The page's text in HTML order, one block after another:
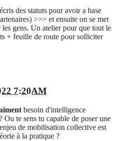
des statuts pour avoir a base
>>> et ensuite on se met
gens. Un atelier pour que tout le
+ feuille de route pour solliciter
7:20AM
besoin d'intelligence
te sens tu capable de poser une
de mobilisation collective est
à la pratique ?